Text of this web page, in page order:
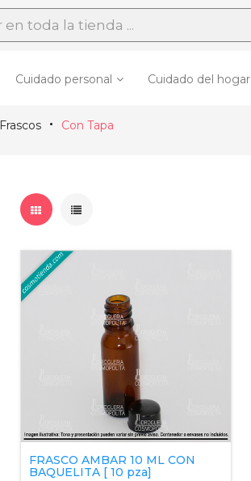
Cuidado personal Cuidado del hogar
Frascos Con Tapa
FRASCO AMBAR 10 ML CON
BAQUELITA [ 10 pza]